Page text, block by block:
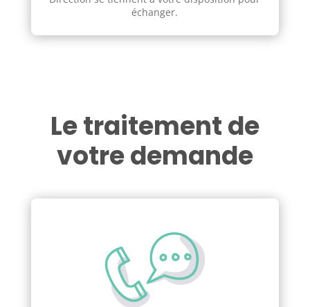
échanger.
Le traitement de
votre demande